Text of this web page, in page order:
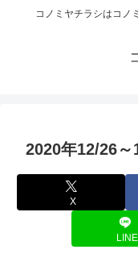
コノミヤチラシはコノ
2020年12/26
X
LINE